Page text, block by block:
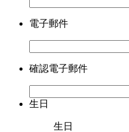
電子郵件
確認電子郵件
生日
生日